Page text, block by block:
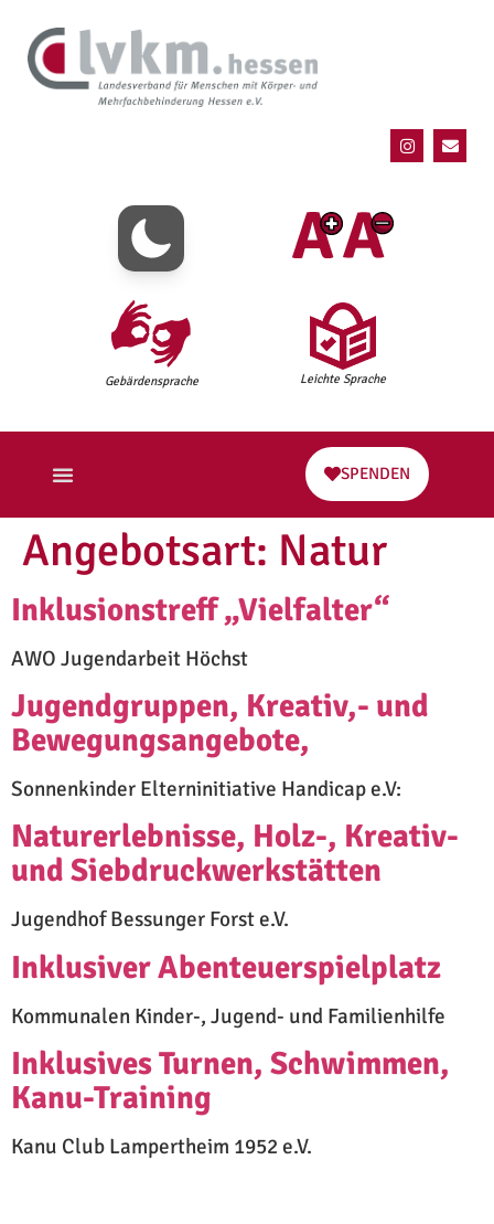
Gebärdensprache Leichte Sprache
SPENDEN
Angebotsart: Natur
Inklusionstreff „Vielfalter“
AWO Jugendarbeit Höchst
Jugendgruppen, Kreativ,- und
Bewegungsangebote,
Sonnenkinder Elterninitiative Handicap e.V:
Naturerlebnisse, Holz-, Kreativ-
und Siebdruckwerkstätten
Jugendhof Bessunger Forst e.V.
Inklusiver Abenteuerspielplatz
Kommunalen Kinder-, Jugend- und Familienhilfe
Inklusives Turnen, Schwimmen,
Kanu-Training
Kanu Club Lampertheim 1952 e.V.